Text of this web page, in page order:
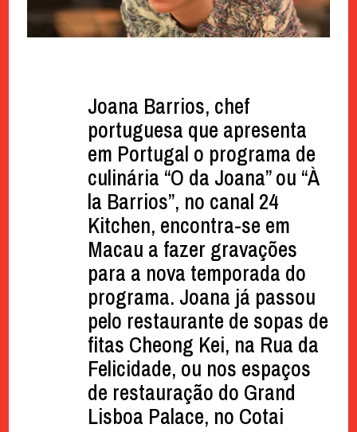
Joana Barrios, chef
portuguesa que apresenta
em Portugal o programa de
culinária “O da Joana” ou “À
la Barrios”, no canal 24
Kitchen, encontra-se em
Macau a fazer gravações
para a nova temporada do
programa. Joana já passou
pelo restaurante de sopas de
fitas Cheong Kei, na Rua da
Felicidade, ou nos espaços
de restauração do Grand
Lisboa Palace, no Cotai